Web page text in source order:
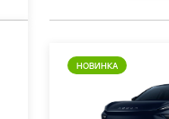
НОВИНКА